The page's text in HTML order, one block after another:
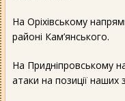
На Оріхівському
районі Кам’янського.
На Придніпровському
атаки на позиції наших